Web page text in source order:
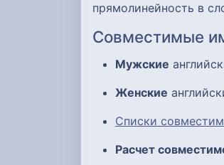
прямолинейность в
Совместимые
Мужские
Женские
Списки
Расчет